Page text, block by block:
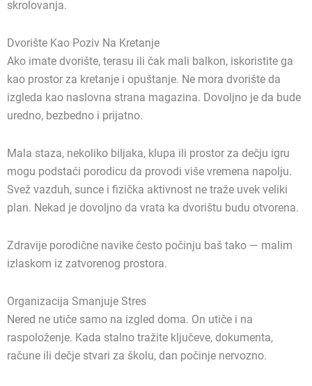
skrolovanja.
Dvorište Kao Poziv Na Kretanje
Ako imate dvorište, terasu ili čak mali balkon, iskoristite ga
kao prostor za kretanje i opuštanje. Ne mora dvorište da
izgleda kao naslovna strana magazina. Dovoljno je da bude
uredno, bezbedno i prijatno.
Mala staza, nekoliko biljaka, klupa ili prostor za dečju igru
mogu podstaći porodicu da provodi više vremena napolju.
Svež vazduh, sunce i fizička aktivnost ne traže uvek veliki
plan. Nekad je dovoljno da vrata ka dvorištu budu otvorena.
Zdravije porodične navike često počinju baš tako — malim
izlaskom iz zatvorenog prostora.
Organizacija Smanjuje Stres
Nered ne utiče samo na izgled doma. On utiče i na
raspoloženje. Kada stalno tražite ključeve, dokumenta,
račune ili dečje stvari za školu, dan počinje nervozno.